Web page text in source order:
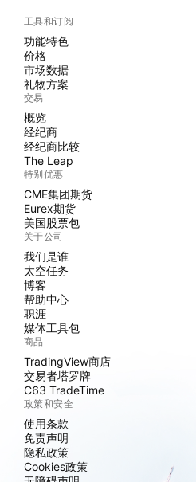
工具和订阅
功能特色
价格
市场数据
礼物方案
交易
概览
经纪商
经纪商比较
The Leap
特别优惠
CME集团期货
Eurex期货
美国股票包
关于公司
我们是谁
太空任务
博客
帮助中心
职涯
媒体工具包
商品
TradingView商店
交易者塔罗牌
C63 TradeTime
政策和安全
使用条款
免责声明
隐私政策
Cookies政策